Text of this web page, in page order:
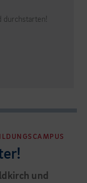
durchstarten!
und